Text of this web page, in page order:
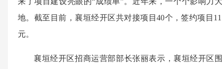
地。截至目前，襄垣经开区共对接项目40个，签约项目
元。
襄垣经开区招商运营部部长张丽表示，襄垣经开区